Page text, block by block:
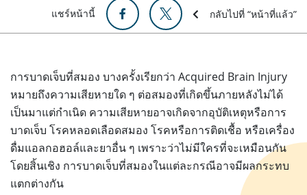
แชร์หน้านี้ กลับไปที่ “หน้าที่แล้ว”
การบาดเจ็บที่สมอง บางครั้งเรียกว่า Acquired Brain Injury
หมายถึงความเสียหายใด ๆ ต่อสมองที่เกิดขึ้นภายหลังไม่ได้
เป็นมาแต่กำเนิด ความเสียหายอาจเกิดจากอุบัติเหตุหรือการ
บาดเจ็บ โรคหลอดเลือดสมอง โรคหรือการติดเชื้อ หรือเครื่อง
ดื่มแอลกอฮอล์และยาอื่น ๆ เพราะว่าไม่มีใครที่จะเหมือนกัน
โดยสิ้นเชิง การบาดเจ็บที่สมองในแต่ละกรณีอาจมีผลกระทบ
แตกต่างกัน